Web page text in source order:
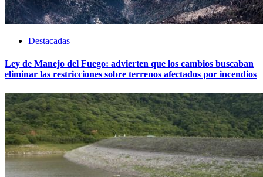
Destacadas
Ley de Manejo del Fuego: advierten que los cambios buscaban
eliminar las restricciones sobre terrenos afectados por incendios